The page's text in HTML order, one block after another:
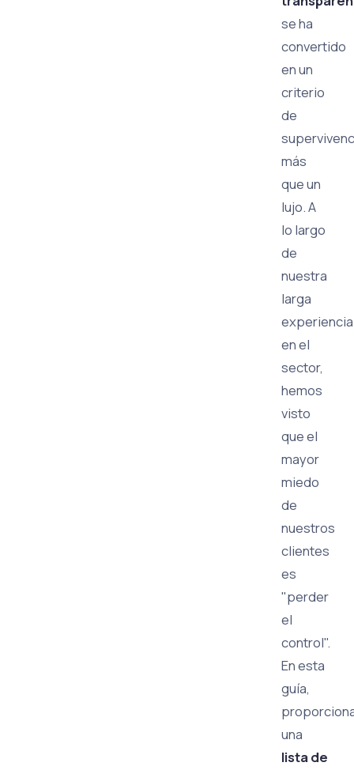
se ha
convertido
en un
criterio
de
más
que un
lujo. A
lo largo
de
nuestra
larga
experiencia
en el
sector,
hemos
visto
que el
mayor
miedo
de
nuestros
clientes
es
"perder
el
control".
En esta
guía,
una
lista de